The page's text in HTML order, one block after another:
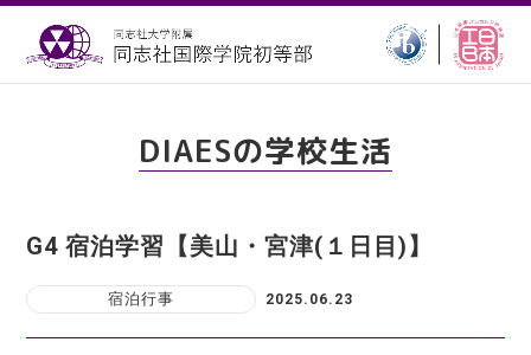
DIAESの学校生活
G4 宿泊学習【美山・宮津(１日目)】
宿泊行事 2025.06.23